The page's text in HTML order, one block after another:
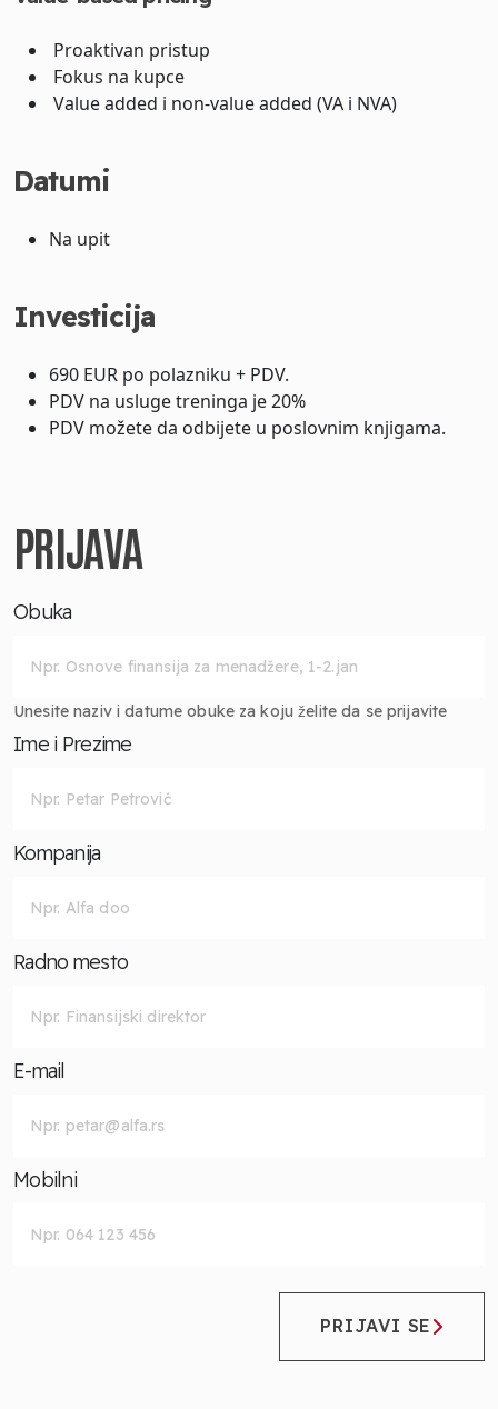
Proaktivan pristup
Fokus na kupce
Value added i non-value added (VA i NVA)
Datumi
Na upit
Investicija
690 EUR po polazniku + PDV.
PDV na usluge treninga je 20%
PDV možete da odbijete u poslovnim knjigama.
PRIJAVA
Obuka
Unesite naziv i datume obuke za koju želite da se prijavite
Ime i Prezime
Kompanija
Radno mesto
E-mail
Mobilni
PRIJAVI SE